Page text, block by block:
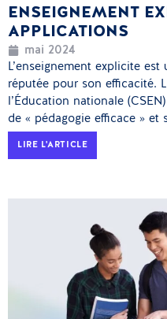
ENSEIGNEMENT
APPLICATIONS
mai 2024
L’enseignement explicite
réputée pour son efficacité.
l’Éducation nationale
de « pédagogie efficace » et
LIRE L'ARTICLE